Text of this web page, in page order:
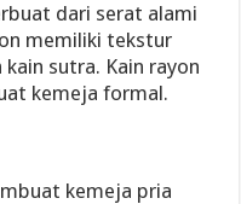
dari serat alami
memiliki tekstur
sutra. Kain rayon
kemeja formal.
kemeja pria